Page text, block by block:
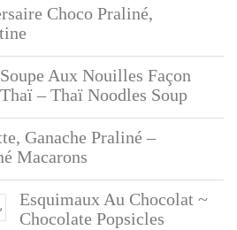
Choco Praliné,
Soupe Aux Nouilles Façon
Thaï – Thaï Noodles Soup
Ganache Praliné –
Macarons
Esquimaux Au Chocolat ~
Chocolate Popsicles